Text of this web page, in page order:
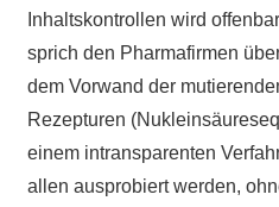
Inhaltskontrollen wird
sprich den Pharmafirmen
dem Vorwand der
Rezepturen
einem intransparenten
allen ausprobiert werden,